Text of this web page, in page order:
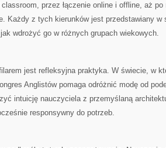
classroom, przez łączenie online i offline, aż
Każdy z tych kierunków jest przedstawiany w
wdrożyć go w różnych grupach wiekowych.
jest refleksyjna praktyka. W świecie, w
Anglistów pomaga odróżnić modę od
intuicję nauczyciela z przemyślaną
responsywny do potrzeb.